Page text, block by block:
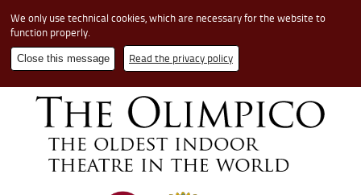
We only use technical cookies, which are necessary for the website to
function properly.
Close this message Read the privacy policy